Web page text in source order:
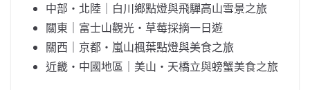
中部・北陸｜白川鄉點燈與飛驒高山雪景之旅
關東｜富士山觀光・草莓採摘一日遊
關西｜京都・嵐山楓葉點燈與美食之旅
近畿・中國地區｜美山・天橋立與螃蟹美食之旅